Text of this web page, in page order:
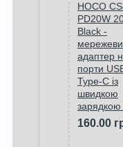
HOCO
PD20W
Black -
адаптер
порти
Type-C із
швидкою
зарядкою
160.00